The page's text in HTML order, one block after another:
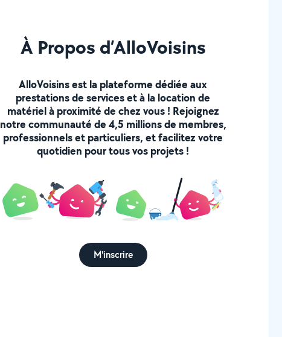
À Propos d’AlloVoisins
AlloVoisins est la plateforme dédiée aux
prestations de services et à la location de
matériel à proximité de chez vous ! Rejoignez
notre communauté de 4,5 millions de membres,
professionnels et particuliers, et facilitez votre
quotidien pour tous vos projets !
M'inscrire